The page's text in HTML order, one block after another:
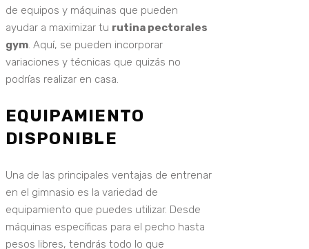
de equipos y máquinas que pueden
ayudar a maximizar tu rutina pectorales
gym . Aquí, se pueden incorporar
variaciones y técnicas que quizás no
podrías realizar en casa.
EQUIPAMIENTO
DISPONIBLE
Una de las principales ventajas de entrenar
en el gimnasio es la variedad de
equipamiento que puedes utilizar. Desde
máquinas específicas para el pecho hasta
pesos libres, tendrás todo lo que